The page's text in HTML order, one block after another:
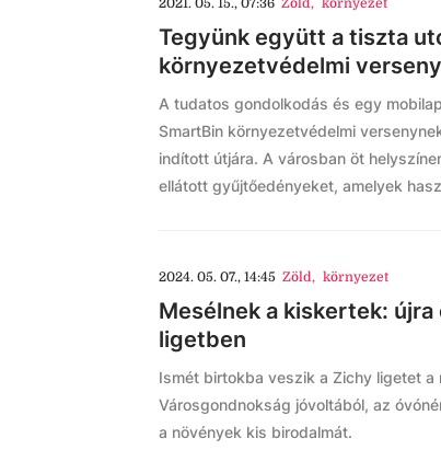
2021. 05. 15., 07:36 Zöld, környezet
Tegyünk együtt a tiszta
környezetvédelmi verseny
A tudatos gondolkodás és egy
SmartBin környezetvédelmi
indított útjára. A városban öt
ellátott gyűjtőedényeket, amelyek
2024. 05. 07., 14:45 Zöld, környezet
Mesélnek a kiskertek:
ligetben
Ismét birtokba veszik a Zichy ligetet
Városgondnokság jóvoltából, az
a növények kis birodalmát.